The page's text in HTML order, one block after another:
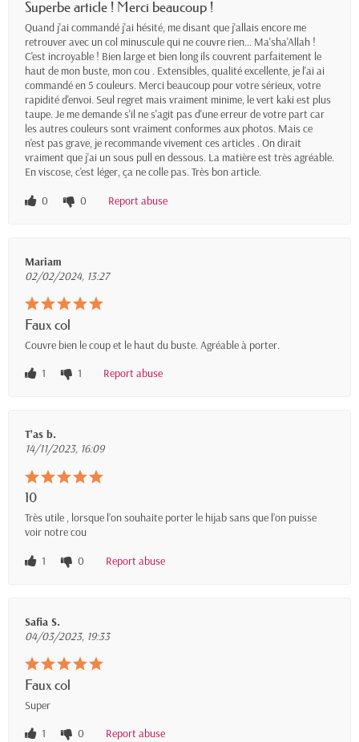
Superbe article ! Merci beaucoup !
Quand j'ai commandé j'ai hésité, me disant que j'allais encore me
retrouver avec un col minuscule qui ne couvre rien... Ma'sha'Allah !
C'est incroyable ! Bien large et bien long ils couvrent parfaitement le
haut de mon buste, mon cou . Extensibles, qualité excellente, je l'ai ai
commandé en 5 couleurs. Merci beaucoup pour votre sérieux, votre
rapidité d'envoi. Seul regret mais vraiment minime, le vert kaki est plus
taupe. Je me demande s'il ne s'agit pas d'une erreur de votre part car
les autres couleurs sont vraiment conformes aux photos. Mais ce
n'est pas grave, je recommande vivement ces articles . On dirait
vraiment que j'ai un sous pull en dessous. La matière est très agréable.
En viscose, c'est léger, ça ne colle pas. Très bon article.
0
0 Report abuse
Mariam
02/02/2024, 13:27
Faux col
Couvre bien le coup et le haut du buste. Agréable à porter.
1
1 Report abuse
T’as b.
14/11/2023, 16:09
10
Très utile , lorsque l’on souhaite porter le hijab sans que l’on puisse
voir notre cou
1
0 Report abuse
Safia S.
04/03/2023, 19:33
Faux col
Super
1
0 Report abuse